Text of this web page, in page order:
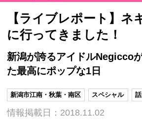
【ライブレポート】ネ
に行ってきました！
新潟が誇るアイドルNegicco
た最高にポップな1日
新潟市江南・秋葉・南区 スペシャル
情報掲載日：2018.11.02